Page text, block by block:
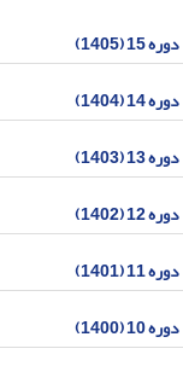
دوره 15 (1405)
دوره 14 (1404)
دوره 13 (1403)
دوره 12 (1402)
دوره 11 (1401)
دوره 10 (1400)